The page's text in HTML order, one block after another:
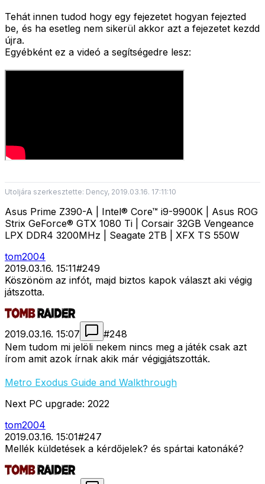
Tehát innen tudod hogy egy fejezetet hogyan fejezted
be, és ha esetleg nem sikerül akkor azt a fejezetet kezdd
újra.
Egyébként ez a videó a segítségedre lesz:
Utoljára szerkesztette: Dency, 2019.03.16. 17:11:10
Asus Prime Z390-A | Intel® Core™ i9-9900K | Asus ROG
Strix GeForce® GTX 1080 Ti | Corsair 32GB Vengeance
LPX DDR4 3200MHz | Seagate 2TB | XFX TS 550W
tom2004
2019.03.16. 15:11#249
Köszönöm az infót, majd biztos kapok választ aki végig
játszotta.
2019.03.16. 15:07 #248
Nem tudom mi jelöli nekem nincs meg a játék csak azt
írom amit azok írnak akik már végigjátszották.
Metro Exodus Guide and Walkthrough
Next PC upgrade: 2022
tom2004
2019.03.16. 15:01#247
Mellék küldetések a kérdőjelek? és spártai katonáké?